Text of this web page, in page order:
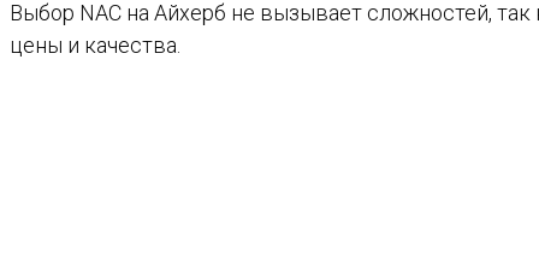
Выбор NAC на Айхерб не вызывает сложностей,
цены и качества.